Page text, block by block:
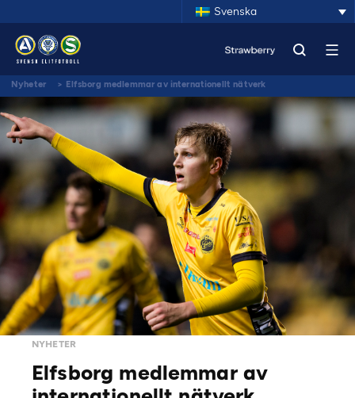
Svenska
Nyheter > Elfsborg medlemmar av internationellt nätverk
NYHETER
Elfsborg medlemmar av